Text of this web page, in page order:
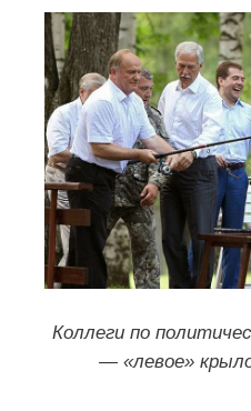
Коллеги по
— «левое»